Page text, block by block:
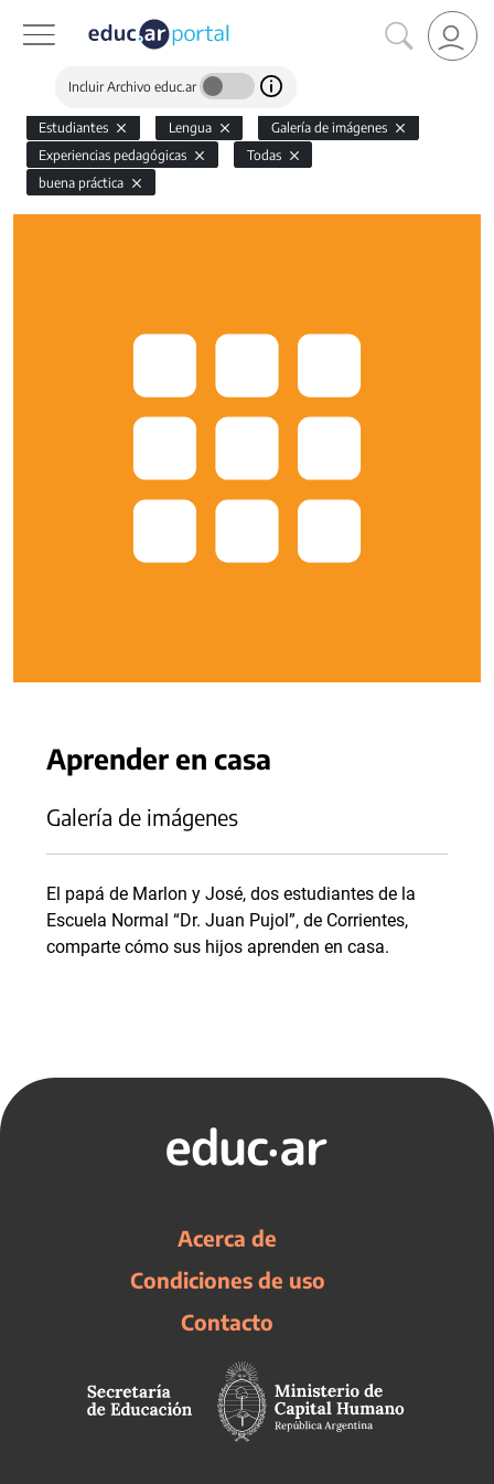
Incluir Archivo educ.ar
Estudiantes Lengua
Galería de imágenes
Experiencias pedagógicas
Todas
buena práctica
Aprender en casa
Galería de imágenes
El papá de Marlon y José, dos estudiantes de la
Escuela Normal “Dr. Juan Pujol”, de Corrientes,
comparte cómo sus hijos aprenden en casa.
Acerca de
Condiciones de uso
Contacto